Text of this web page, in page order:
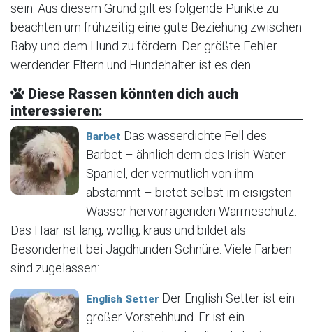
sein. Aus diesem Grund gilt es folgende Punkte zu
beachten um frühzeitig eine gute Beziehung zwischen
Baby und dem Hund zu fördern. Der größte Fehler
werdender Eltern und Hundehalter ist es den...
Diese Rassen könnten dich auch
interessieren:
Barbet Das wasserdichte Fell des
Barbet – ähnlich dem des Irish Water
Spaniel, der vermutlich von ihm
abstammt – bietet selbst im eisigsten
Wasser hervorragenden Wärmeschutz.
Das Haar ist lang, wollig, kraus und bildet als
Besonderheit bei Jagdhunden Schnüre. Viele Farben
sind zugelassen:...
English Setter Der English Setter ist ein
großer Vorstehhund. Er ist ein